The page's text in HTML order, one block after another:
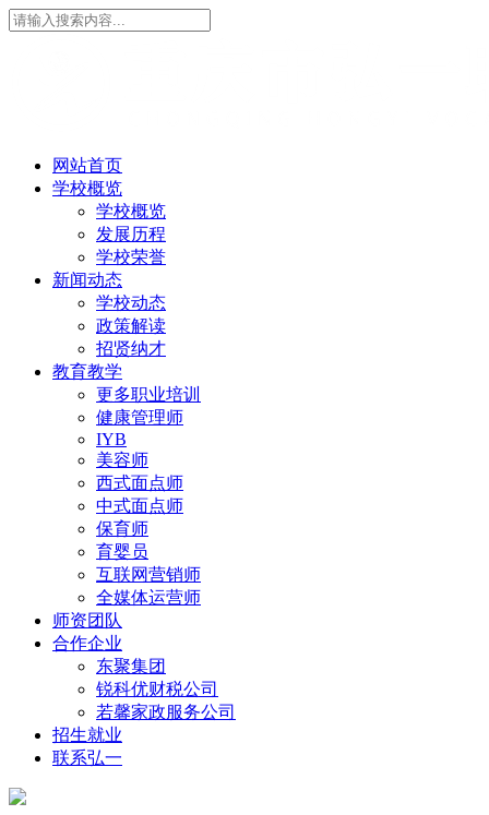
网站首页
学校概览
学校概览
发展历程
学校荣誉
新闻动态
学校动态
政策解读
招贤纳才
教育教学
更多职业培训
健康管理师
IYB
美容师
西式面点师
中式面点师
保育师
育婴员
互联网营销师
全媒体运营师
师资团队
合作企业
东聚集团
锐科优财税公司
若馨家政服务公司
招生就业
联系弘一